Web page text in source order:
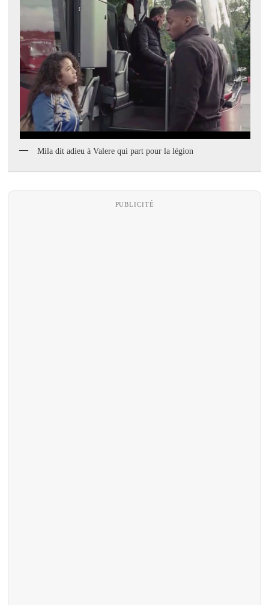
Mila dit adieu à Valere qui part pour la légion
PUBLICITÉ